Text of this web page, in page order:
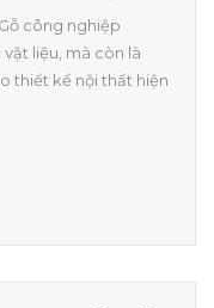
công nghiệp
liệu, mà còn là
thiết kế nội thất hiện